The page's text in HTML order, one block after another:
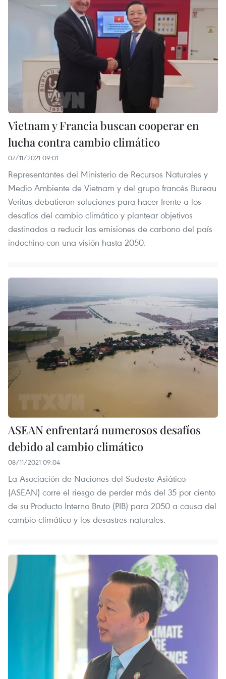
Vietnam y Francia buscan cooperar en
lucha contra cambio climático
07/11/2021 09:01
Representantes del Ministerio de Recursos Naturales y
Medio Ambiente de Vietnam y del grupo francés Bureau
Veritas debatieron soluciones para hacer frente a los
desafíos del cambio climático y plantear objetivos
destinados a reducir las emisiones de carbono del país
indochino con una visión hasta 2050.
ASEAN enfrentará numerosos desafíos
debido al cambio climático
08/11/2021 09:04
La Asociación de Naciones del Sudeste Asiático
(ASEAN) corre el riesgo de perder más del 35 por ciento
de su Producto Interno Bruto (PIB) para 2050 a causa del
cambio climático y los desastres naturales.